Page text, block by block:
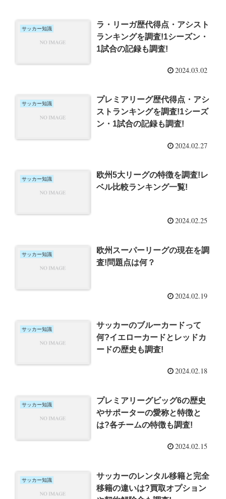
サッカー知識
ラ・リーガ歴代得点・アシスト
ランキングを調査!1シーズン・
1試合の記録も調査!
2024.03.02
サッカー知識
プレミアリーグ歴代得点・アシ
ストランキングを調査!1シーズ
ン・1試合の記録も調査!
2024.02.27
サッカー知識
欧州5大リーグの特徴を調査!レ
ベル比較ランキング一覧!
2024.02.25
サッカー知識
欧州スーパーリーグの現在を調
査!問題点は何？
2024.02.19
サッカー知識
サッカーのブルーカードって
何?イエローカードとレッドカ
ードの歴史も調査!
2024.02.18
サッカー知識
プレミアリーグビッグ6の歴史
やサポーターの愛称と特徴と
は?各チームの特徴も調査!
2024.02.15
サッカー知識
サッカーのレンタル移籍と完全
移籍の違いは?買取オプション